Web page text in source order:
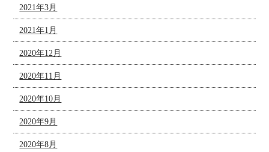
2021年3月
2021年1月
2020年12月
2020年11月
2020年10月
2020年9月
2020年8月